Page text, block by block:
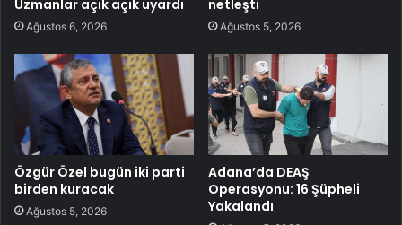
Uzmanlar açık açık uyardı
Ağustos 6, 2026
netleşti
Ağustos 5, 2026
Özgür Özel bugün iki parti
birden kuracak
Ağustos 5, 2026
Adana’da DEAŞ
Operasyonu: 16 Şüpheli
Yakalandı